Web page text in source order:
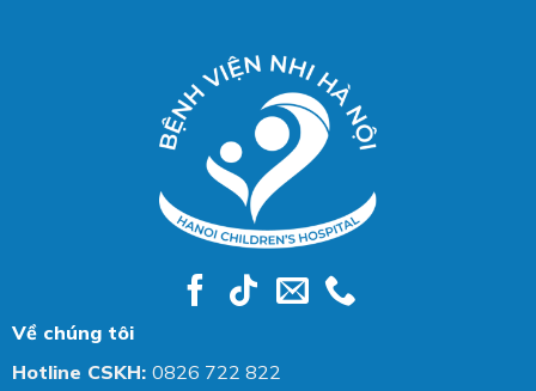
Về chúng tôi
Hotline CSKH: 0826 722 822